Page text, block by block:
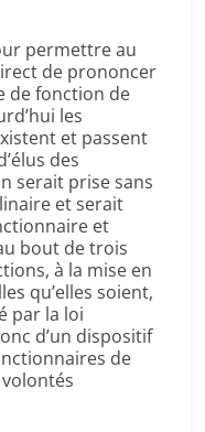
permettre au
de prononcer
de fonction de
les
et passent
des
serait prise sans
et serait
et
bout de trois
à la mise en
qu’elles soient,
par la loi
d’un dispositif
de